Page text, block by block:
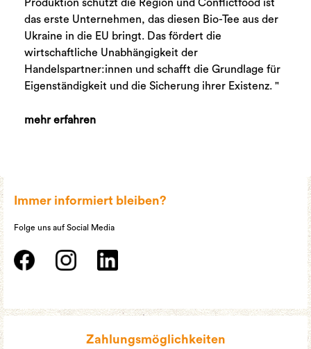
Produktion schützt die Region und Conflictfood ist
das erste Unternehmen, das diesen Bio-Tee aus der
Ukraine in die EU bringt. Das fördert die
wirtschaftliche Unabhängigkeit der
Handelspartner:innen und schafft die Grundlage für
Eigenständigkeit und die Sicherung ihrer Existenz. "
mehr erfahren
Immer informiert bleiben?
Folge uns auf Social Media
Zahlungsmöglichkeiten